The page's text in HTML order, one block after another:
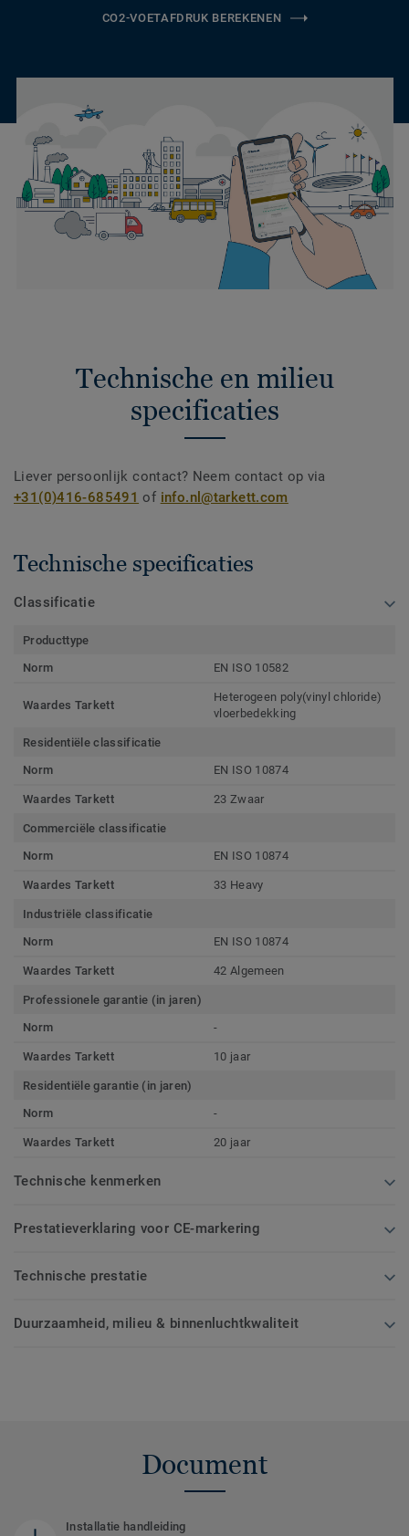
CO2-VOETAFDRUK BEREKENEN
Technische en milieu
specificaties
Liever persoonlijk contact? Neem contact op via
+31(0)416-685491 of info.nl@tarkett.com
Technische specificaties
Classificatie
Producttype
Norm
EN ISO 10582
Waardes Tarkett
Heterogeen poly(vinyl chloride)
vloerbedekking
Residentiële classificatie
Norm
EN ISO 10874
Waardes Tarkett 23 Zwaar
Commerciële classificatie
Norm
EN ISO 10874
Waardes Tarkett 33 Heavy
Industriële classificatie
Norm
EN ISO 10874
Waardes Tarkett 42 Algemeen
Professionele garantie (in jaren)
Norm
-
Waardes Tarkett 10 jaar
Residentiële garantie (in jaren)
Norm
-
Waardes Tarkett 20 jaar
Technische kenmerken
Prestatieverklaring voor CE-markering
Technische prestatie
Duurzaamheid, milieu & binnenluchtkwaliteit
Document
Installatie handleiding